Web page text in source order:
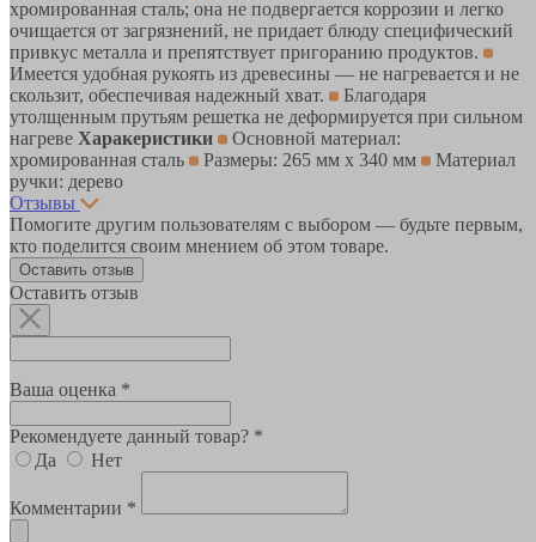
хромированная сталь; она не подвергается коррозии и легко
очищается от загрязнений, не придает блюду специфический
привкус металла и препятствует пригоранию продуктов.
Имеется удобная рукоять из древесины — не нагревается и не
скользит, обеспечивая надежный хват.
Благодаря
утолщенным прутьям решетка не деформируется при сильном
нагреве Харакеристики
Основной материал:
хромированная сталь
Размеры: 265 мм х 340 мм
Материал
ручки: дерево
Отзывы
Помогите другим пользователям с выбором — будьте первым,
кто поделится своим мнением об этом товаре.
Оставить отзыв
Оставить отзыв
Ваша оценка *
Рекомендуете данный товар? *
Да
Нет
Комментарии *